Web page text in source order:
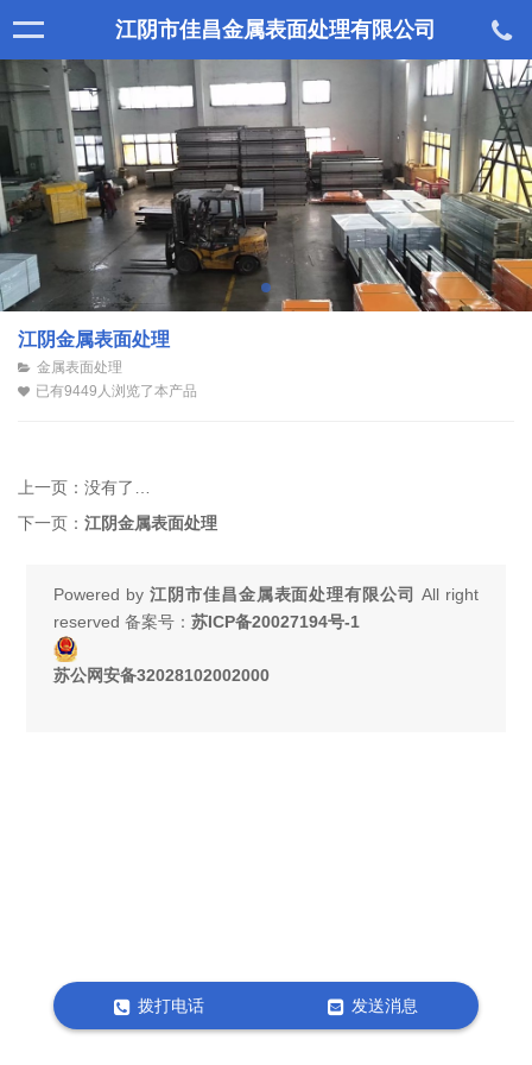
江阴市佳昌金属表面处理有限公司
江阴金属表面处理
金属表面处理
已有9449人浏览了本产品
上一页： 没有了…
下一页： 江阴金属表面处理
Powered by 江阴市佳昌金属表面处理有限公司 All right
reserved 备案号： 苏ICP备20027194号-1
苏公网安备32028102002000
拨打电话 发送消息